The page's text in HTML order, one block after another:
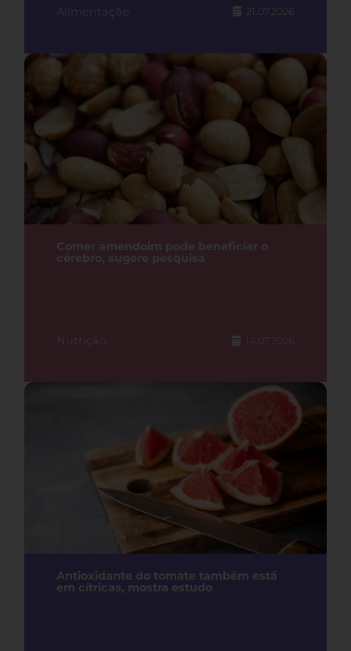
Alimentação 21.07.2026
Comer amendoim pode beneficiar o
cérebro, sugere pesquisa
Nutrição 14.07.2026
Antioxidante do tomate também está
em cítricas, mostra estudo